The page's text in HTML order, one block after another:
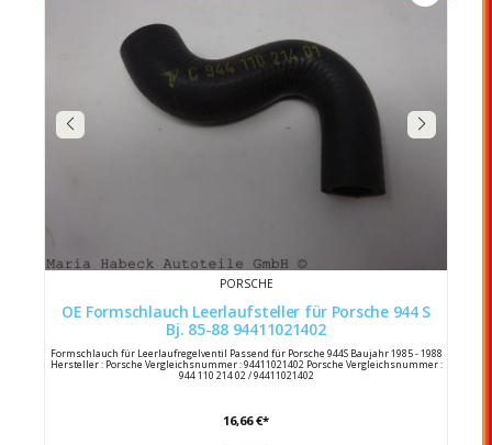
PORSCHE
OE Formschlauch Leerlaufsteller für Porsche 944 S
Bj. 85-88 94411021402
Formschlauch für Leerlaufregelventil Passend für Porsche 944S Baujahr 1985 - 1988
Hersteller : Porsche Vergleichsnummer : 94411021402 Porsche Vergleichsnummer :
944 110 214 02 / 94411021402
16,66 €*